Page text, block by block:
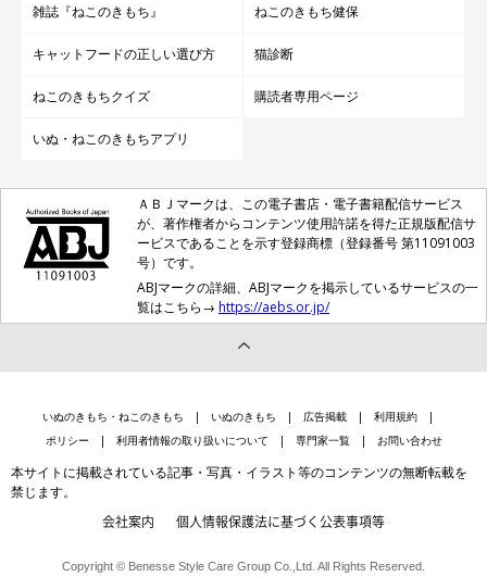
雑誌『ねこのきもち』 ねこのきもち健保
キャットフードの正しい選び方 猫診断
ねこのきもちクイズ 購読者専用ページ
いぬ・ねこのきもちアプリ
ＡＢＪマークは、この電子書店・電子書籍配信サービス
が、著作権者からコンテンツ使用許諾を得た正規版配信サ
ービスであることを示す登録商標（登録番号 第11091003
号）です。
ABJマークの詳細、ABJマークを掲示しているサービスの一
覧はこちら→ https://aebs.or.jp/
いぬのきもち・ねこのきもち いぬのきもち 広告掲載
利用規約
ポリシー
利用者情報の取り扱いについて 専門家一覧 お問い合わせ
本サイトに掲載されている記事・写真・イラスト等のコンテンツの無断転載を
禁じます。
会社案内 個人情報保護法に基づく公表事項等
Copyright © Benesse Style Care Group Co.,Ltd. All Rights Reserved.